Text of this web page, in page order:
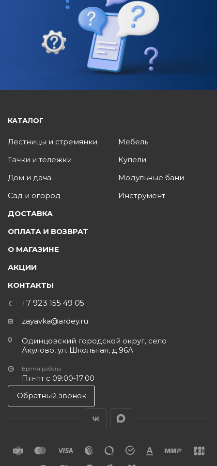
КАТАЛОГ
Лестницы и стремянки
Тачки и тележки
Дом и дача
Сад и огород
Мебель
Купели
Модульные бани
Инструмент
ДОСТАВКА
ОПЛАТА И ВОЗВРАТ
О МАГАЗИНЕ
АКЦИИ
КОНТАКТЫ
+7 923 155 49 05
zayavka@ardey.ru
Одинцовский городской округ, село
Акулово, ул. Школьная, д.96А
Время работы
Пн-пт с 09:00-17:00
Обратный звонок